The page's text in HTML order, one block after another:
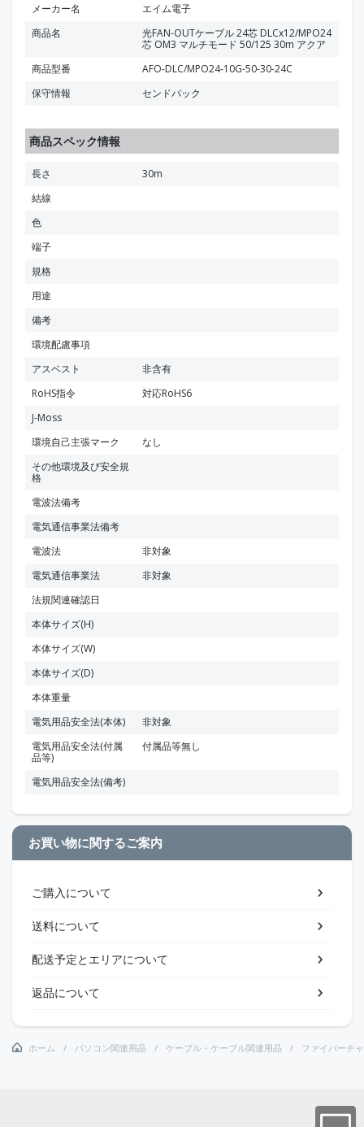
メーカー名
エイム電子
商品名
光FAN-OUTケーブル 24芯 DLCx12/MPO24
芯 OM3 マルチモード 50/125 30m アクア
商品型番
AFO-DLC/MPO24-10G-50-30-24C
保守情報
センドバック
商品スペック情報
長さ
30m
結線
色
端子
規格
用途
備考
環境配慮事項
アスベスト
非含有
RoHS指令
対応RoHS6
J-Moss
環境自己主張マーク
なし
その他環境及び安全規
格
電波法備考
電気通信事業法備考
電波法
非対象
電気通信事業法
非対象
法規関連確認日
本体サイズ(H)
本体サイズ(W)
本体サイズ(D)
本体重量
電気用品安全法(本体)
非対象
電気用品安全法(付属
品等)
付属品等無し
電気用品安全法(備考)
お買い物に関するご案内
ご購入について
送料について
配送予定とエリアについて
返品について
ホーム パソコン関連用品 ケーブル・ケーブル関連用品 ファイバーチ